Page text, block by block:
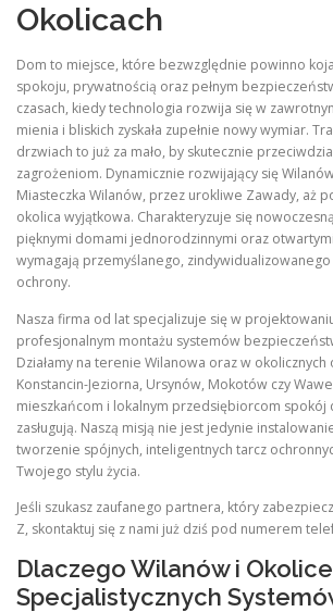
Okolicach
Dom to miejsce, które bezwzględnie powinno
spokoju, prywatnością oraz pełnym
czasach, kiedy technologia rozwija się w
mienia i bliskich zyskała zupełnie nowy wymiar.
drzwiach to już za mało, by skutecznie
zagrożeniom. Dynamicznie rozwijający się
Miasteczka Wilanów, przez urokliwe Zawady, aż
okolica wyjątkowa. Charakteryzuje się
pięknymi domami jednorodzinnymi oraz
wymagają przemyślanego,
ochrony.
Nasza firma od lat specjalizuje się w
profesjonalnym montażu systemów
Działamy na terenie Wilanowa oraz w okolicznych
Konstancin-Jeziorna, Ursynów, Mokotów czy
mieszkańcom i lokalnym przedsiębiorcom spokój
zasługują. Naszą misją nie jest jedynie
tworzenie spójnych, inteligentnych tarcz
Twojego stylu życia.
Jeśli szukasz zaufanego partnera, który
Z, skontaktuj się z nami już dziś pod numerem
Dlaczego Wilanów i
Specjalistycznych